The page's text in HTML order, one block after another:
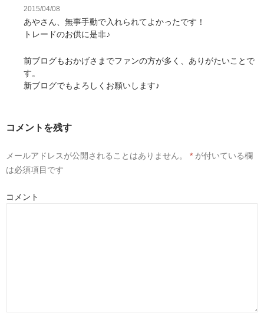
2015/04/08
あやさん、無事手動で入れられてよかったです！
トレードのお供に是非♪
前ブログもおかげさまでファンの方が多く、ありがたいことで
す。
新ブログでもよろしくお願いします♪
コメントを残す
メールアドレスが公開されることはありません。 * が付いている欄
は必須項目です
コメント